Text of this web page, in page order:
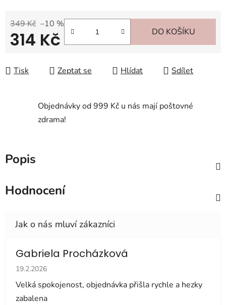
349 Kč –10 %
314 Kč DO KOŠÍKU
Tisk Zeptat se Hlídat Sdílet
Objednávky od 999 Kč u nás mají poštovné
zdrama!
Popis
Hodnocení
Gabriela Procházková
Hodnocení obchodu je 5 z 5 hvězdiček.
19.2.2026
Velká spokojenost, objednávka přišla rychle a hezky
zabalena